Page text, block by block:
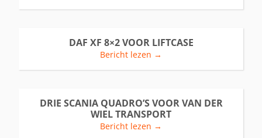
DAF XF 8×2 VOOR LIFTCASE
Bericht lezen →
DRIE SCANIA QUADRO’S VOOR VAN DER
WIEL TRANSPORT
Bericht lezen →